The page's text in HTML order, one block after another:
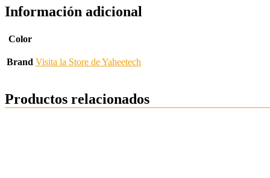
Información adicional
Color
Brand Visita la Store de Yaheetech
Productos relacionados